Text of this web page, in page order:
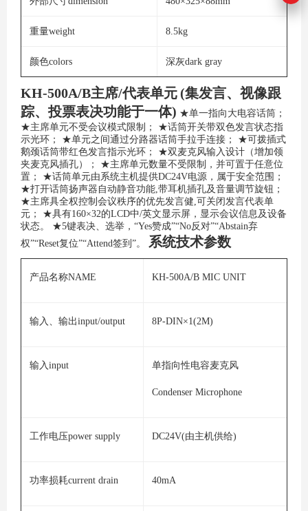
重量weight 8.5kg
颜色colors 深灰dark gray
KH-500A/B主席/代表单元 (集发言、视像跟
踪、投票表决功能于一体) ★单一指向大电容话筒；
★主席单元不受会议模式限制；
★话筒开关带双色发言状态指
示光环；
★单元之间通过分路器话筒手拉手连接；
★可拨插式
鹅颈话筒带红色发言指示光环；
★双麦克风输入设计（增加领
夹麦克风插孔）；
★主席单元数量不受限制，并可置于任意位
置；
★话筒单元由系统主机提供DC24V电源，属于安全范围；
★打开话筒扬声器自动静音功能,带耳机插孔及音量调节旋钮；
★主席具全权控制会议秩序的优先发言健,可关闭发言代表单
元；
★具有160×32的LCD中/英文显示屏，显示会议信息及设备
状态。
★5键表决、选举，“Yes赞成”“No反对”“Abstain弃
权”“Reset复位”“Attend签到”。
系统技术参数
产品名称NAME KH-500A/B MIC UNIT
输入、输出input/output 8P-DIN×1(2M)
输入input 单指向性电容麦克风
Condenser Microphone
工作电压power supply DC24V(由主机供给)
功率损耗current drain 40mA